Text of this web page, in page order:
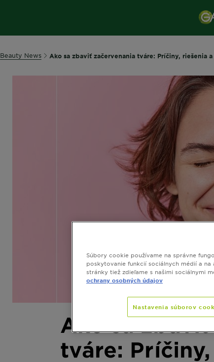
Beauty News Ako sa zbaviť začervenania tváre: Príčiny, riešenia
Ako sa
tváre:
Súbory cookie používame na správne
poskytovanie funkcií sociálnych médií a
stránky tiež zdieľame s našimi sociálnymi
ochrany osobných údajov
Nastavenia súborov